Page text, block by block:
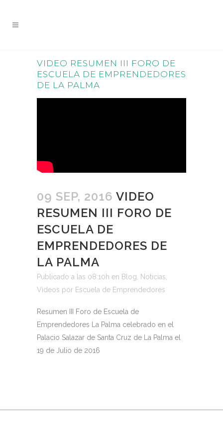
VIDEO RESUMEN III FORO DE
ESCUELA DE EMPRENDEDORES
DE LA PALMA
09 SEP, 2016 VIDEO
RESUMEN III FORO DE
ESCUELA DE
EMPRENDEDORES DE
LA PALMA
Publicado a las 08:10h en Blog Noticias
Videos por Escuela de Emprendedores
Resumen III Foro de Escuela de
Emprendedores La Palma celebrado en el
Palacio Salazar de Santa Cruz de La Palma el
19 de Julio de 2016